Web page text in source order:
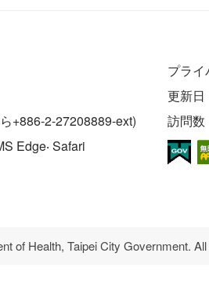
+886-2-27208889-ext)
Edge‧ Safari
プラ
更新日
訪問数
of Health, Taipei City Government.